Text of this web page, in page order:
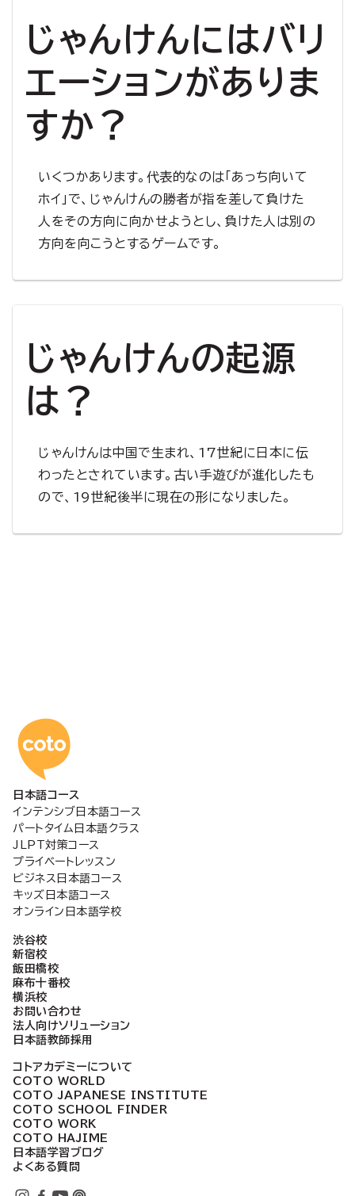
じゃんけんにはバリ
エーションがありま
すか？
いくつかあります。代表的なのは「あっち向いて
ホイ」で、じゃんけんの勝者が指を差して負けた
人をその方向に向かせようとし、負けた人は別の
方向を向こうとするゲームです。
じゃんけんの起源
は？
じゃんけんは中国で生まれ、17世紀に日本に伝
わったとされています。古い手遊びが進化したも
ので、19世紀後半に現在の形になりました。
コトアカデミー日本語
日本語コース
インテンシブ日本語コース
パートタイム日本語クラス
JLPT対策コース
プライベートレッスン
ビジネス日本語コース
キッズ日本語コース
オンライン日本語学校
渋谷校
新宿校
飯田橋校
麻布十番校
横浜校
お問い合わせ
法人向けソリューション
日本語教師採用
コトアカデミーについて
COTO WORLD
COTO JAPANESE INSTITUTE
COTO SCHOOL FINDER
COTO WORK
COTO HAJIME
日本語学習ブログ
よくある質問